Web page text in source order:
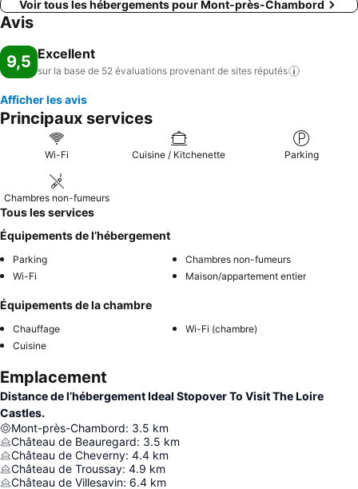
Voir tous les hébergements pour Mont-près-Chambord
Avis
9,5 Excellent
sur la base de 52 évaluations provenant de sites réputés
Afficher les avis
Principaux services
Wi-Fi Cuisine / Kitchenette Parking
Chambres non-fumeurs
Tous les services
Équipements de l’hébergement
Parking
Chambres non-fumeurs
Wi-Fi
Maison/appartement entier
Équipements de la chambre
Chauffage
Wi-Fi (chambre)
Cuisine
Emplacement
Distance de l’hébergement Ideal Stopover To Visit The Loire
Castles.
Mont-près-Chambord: 3.5 km
Château de Beauregard: 3.5 km
Château de Cheverny: 4.4 km
Château de Troussay: 4.9 km
Château de Villesavin: 6.4 km